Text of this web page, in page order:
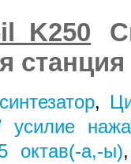
K250
станция
,
усилие
октав(-а,-ы)